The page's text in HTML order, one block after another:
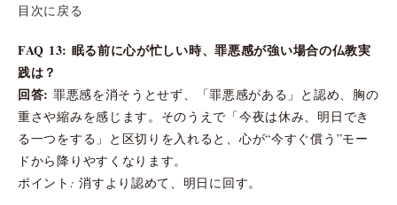
目次に戻る
FAQ 13: 眠る前に心が忙しい時、罪悪感が強い場合の仏教実
践は？
回答: 罪悪感を消そうとせず、「罪悪感がある」と認め、胸の
重さや縮みを感じます。そのうえで「今夜は休み、明日でき
る一つをする」と区切りを入れると、心が“今すぐ償う”モー
ドから降りやすくなります。
ポイント: 消すより認めて、明日に回す。